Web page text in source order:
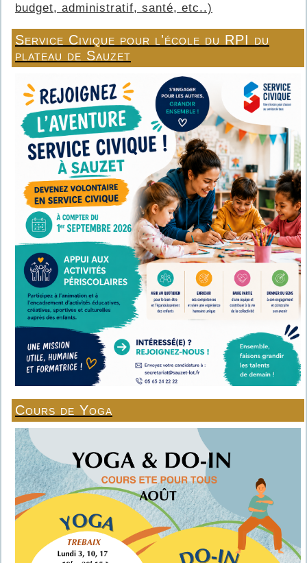
budget, administratif, santé, etc..)
Service Civique pour l'école du RPI du
plateau de Sauzet
Cours de Yoga